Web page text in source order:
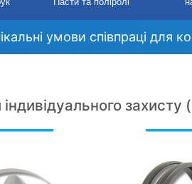
умови співпраці для
захисту